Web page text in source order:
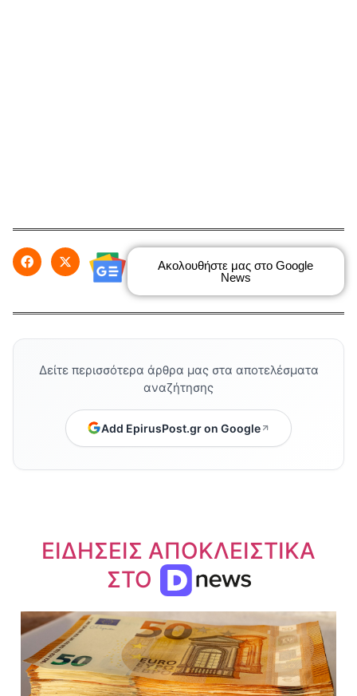
Ακολουθήστε μας στο Google
News
Δείτε περισσότερα άρθρα μας στα αποτελέσματα
αναζήτησης
Add EpirusPost.gr on Google
ΕΙΔΗΣΕΙΣ ΑΠΟΚΛΕΙΣΤΙΚΑ
ΣΤΟ